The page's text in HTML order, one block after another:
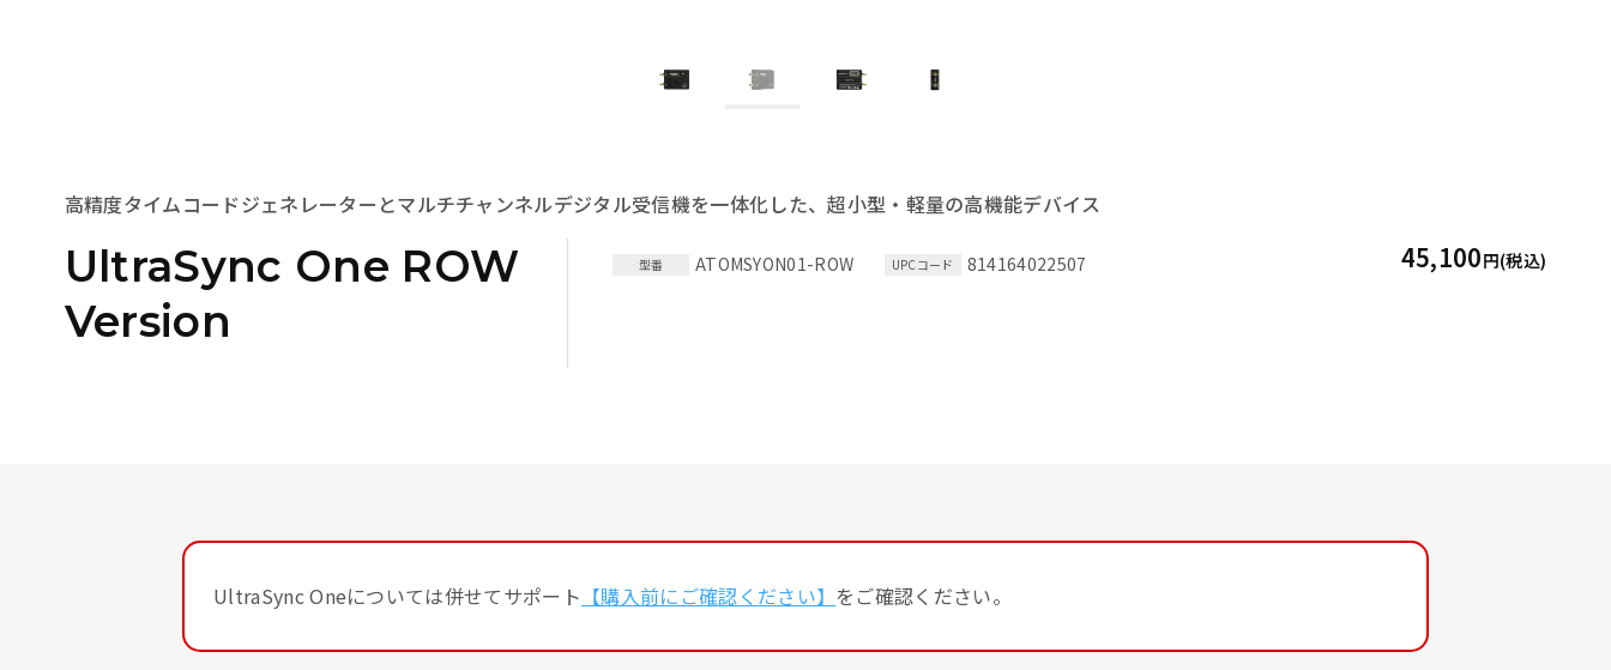
高精度タイムコードジェネレーターとマルチチャンネルデジタル受信機を一体化した、超小型・軽量の高機能デバイス
UltraSync One ROW
Version
ATOMSYON01-ROW 814164022507 45,100
UltraSync Oneについては併せてサポート 【購入前にご確認ください】 をご確認ください。